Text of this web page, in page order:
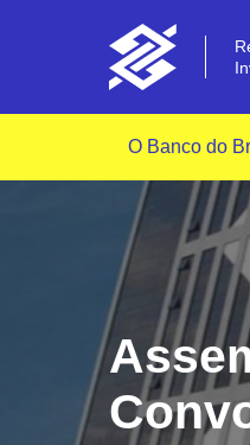
O Banco do